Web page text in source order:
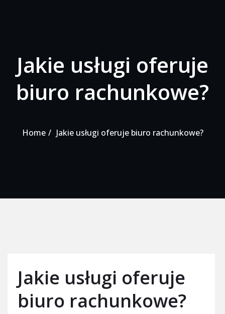
Jakie usługi oferuje
biuro rachunkowe?
Home Jakie usługi oferuje biuro rachunkowe?
Jakie usługi oferuje
biuro rachunkowe?